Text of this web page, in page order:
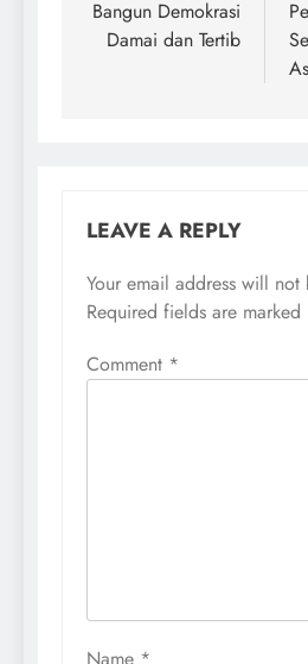
Bangun Demokrasi
Damai dan Tertib
LEAVE A REPLY
Your email address will
Required fields are marked
Comment *